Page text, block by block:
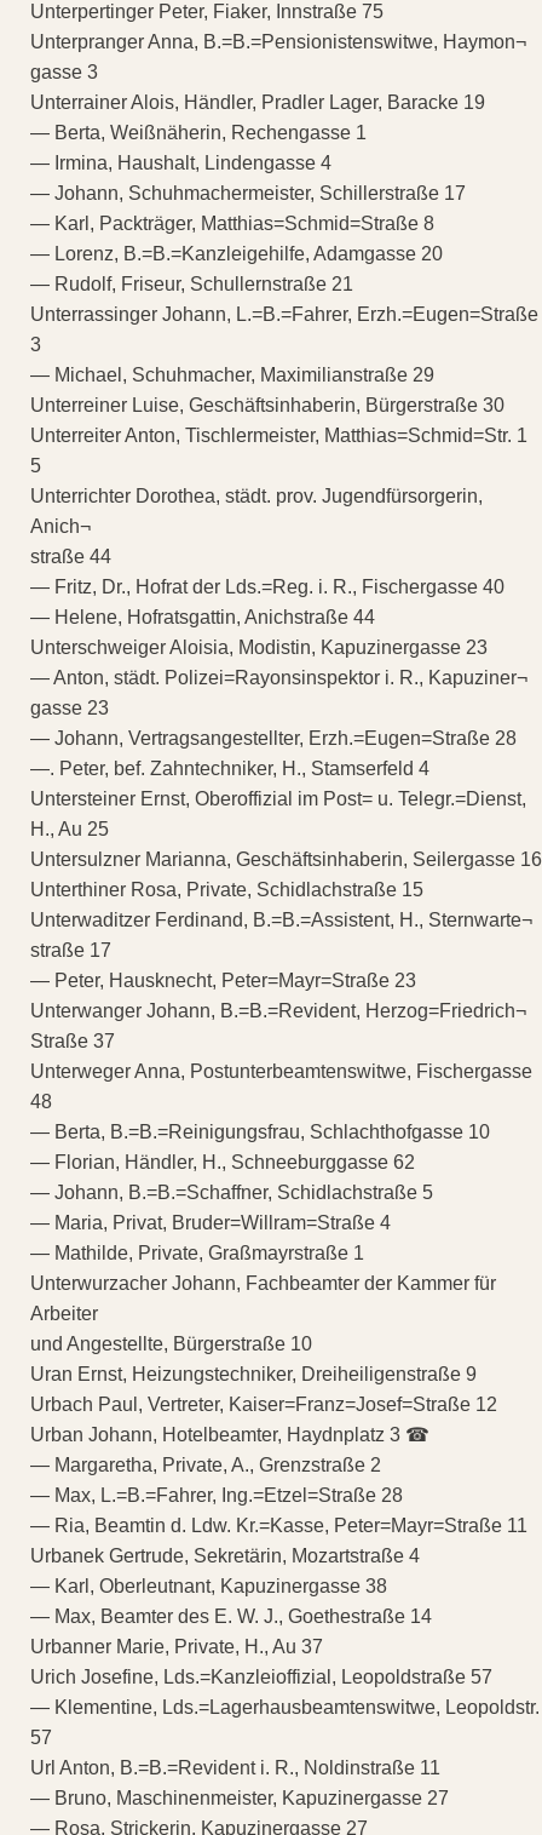
Unterpertinger Peter, Fiaker, Innstraße 75
Unterpranger Anna, B.=B.=Pensionistenswitwe, Haymon¬
gasse 3
Unterrainer Alois, Händler, Pradler Lager, Baracke 19
— Berta, Weißnäherin, Rechengasse 1
— Irmina, Haushalt, Lindengasse 4
— Johann, Schuhmachermeister, Schillerstraße 17
— Karl, Packträger, Matthias=Schmid=Straße 8
— Lorenz, B.=B.=Kanzleigehilfe, Adamgasse 20
— Rudolf, Friseur, Schullernstraße 21
Unterrassinger Johann, L.=B.=Fahrer, Erzh.=Eugen=Straße
3
— Michael, Schuhmacher, Maximilianstraße 29
Unterreiner Luise, Geschäftsinhaberin, Bürgerstraße 30
Unterreiter Anton, Tischlermeister, Matthias=Schmid=Str. 1
5
Unterrichter Dorothea, städt. prov. Jugendfürsorgerin,
Anich¬
straße 44
— Fritz, Dr., Hofrat der Lds.=Reg. i. R., Fischergasse 40
— Helene, Hofratsgattin, Anichstraße 44
Unterschweiger Aloisia, Modistin, Kapuzinergasse 23
— Anton, städt. Polizei=Rayonsinspektor i. R., Kapuziner¬
gasse 23
— Johann, Vertragsangestellter, Erzh.=Eugen=Straße 28
—. Peter, bef. Zahntechniker, H., Stamserfeld 4
Untersteiner Ernst, Oberoffizial im Post= u. Telegr.=Dienst,
H., Au 25
Untersulzner Marianna, Geschäftsinhaberin, Seilergasse 16
Unterthiner Rosa, Private, Schidlachstraße 15
Unterwaditzer Ferdinand, B.=B.=Assistent, H., Sternwarte¬
straße 17
— Peter, Hausknecht, Peter=Mayr=Straße 23
Unterwanger Johann, B.=B.=Revident, Herzog=Friedrich¬
Straße 37
Unterweger Anna, Postunterbeamtenswitwe, Fischergasse
48
— Berta, B.=B.=Reinigungsfrau, Schlachthofgasse 10
— Florian, Händler, H., Schneeburggasse 62
— Johann, B.=B.=Schaffner, Schidlachstraße 5
— Maria, Privat, Bruder=Willram=Straße 4
— Mathilde, Private, Graßmayrstraße 1
Unterwurzacher Johann, Fachbeamter der Kammer für
Arbeiter
und Angestellte, Bürgerstraße 10
Uran Ernst, Heizungstechniker, Dreiheiligenstraße 9
Urbach Paul, Vertreter, Kaiser=Franz=Josef=Straße 12
Urban Johann, Hotelbeamter, Haydnplatz 3 ☎
— Margaretha, Private, A., Grenzstraße 2
— Max, L.=B.=Fahrer, Ing.=Etzel=Straße 28
— Ria, Beamtin d. Ldw. Kr.=Kasse, Peter=Mayr=Straße 11
Urbanek Gertrude, Sekretärin, Mozartstraße 4
— Karl, Oberleutnant, Kapuzinergasse 38
— Max, Beamter des E. W. J., Goethestraße 14
Urbanner Marie, Private, H., Au 37
Urich Josefine, Lds.=Kanzleioffizial, Leopoldstraße 57
— Klementine, Lds.=Lagerhausbeamtenswitwe, Leopoldstr.
57
Url Anton, B.=B.=Revident i. R., Noldinstraße 11
— Bruno, Maschinenmeister, Kapuzinergasse 27
— Rosa, Strickerin, Kapuzinergasse 27